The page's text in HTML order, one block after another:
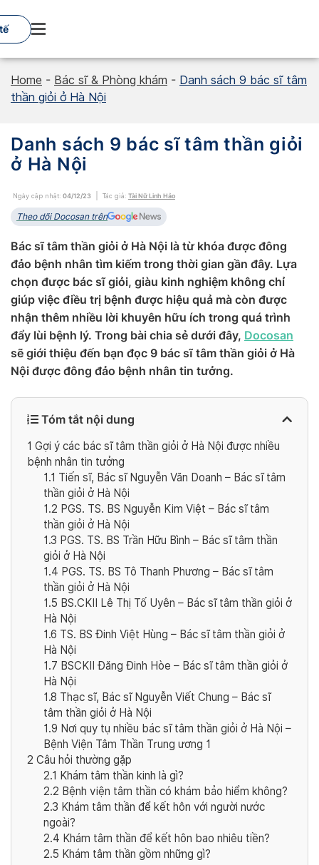
to
content
Home - Bác sĩ & Phòng khám - Danh sách 9 bác sĩ tâm
thần giỏi ở Hà Nội
Danh sách 9 bác sĩ tâm thần giỏi
ở Hà Nội
Ngày cập nhật: 04/12/23 Tác giả: Tài Nữ Linh Hảo
Theo dõi Docosan trên
Bác sĩ tâm thần giỏi ở Hà Nội là từ khóa được đông
đảo bệnh nhân tìm kiếm trong thời gian gần đây. Lựa
chọn được bác sĩ giỏi, giàu kinh nghiệm không chỉ
giúp việc điều trị bệnh được hiệu quả mà còn được
nhận thêm nhiều lời khuyên hữu ích trong quá trình
đẩy lùi bệnh lý. Trong bài chia sẻ dưới đây, Docosan
sẽ giới thiệu đến bạn đọc 9 bác sĩ tâm thần giỏi ở Hà
Nội được đông đảo bệnh nhân tin tưởng.
Tóm tắt nội dung
1 Gợi ý các bác sĩ tâm thần giỏi ở Hà Nội được nhiều
bệnh nhân tin tưởng
1.1 Tiến sĩ, Bác sĩ Nguyễn Văn Doanh – Bác sĩ tâm
thần giỏi ở Hà Nội
1.2 PGS. TS. BS Nguyễn Kim Việt – Bác sĩ tâm
thần giỏi ở Hà Nội
1.3 PGS. TS. BS Trần Hữu Bình – Bác sĩ tâm thần
giỏi ở Hà Nội
1.4 PGS. TS. BS Tô Thanh Phương – Bác sĩ tâm
thần giỏi ở Hà Nội
1.5 BS.CKII Lê Thị Tố Uyên – Bác sĩ tâm thần giỏi ở
Hà Nội
1.6 TS. BS Đinh Việt Hùng – Bác sĩ tâm thần giỏi ở
Hà Nội
1.7 BSCKII Đăng Đinh Hòe – Bác sĩ tâm thần giỏi ở
Hà Nội
1.8 Thạc sĩ, Bác sĩ Nguyễn Viết Chung – Bác sĩ
tâm thần giỏi ở Hà Nội
1.9 Nơi quy tụ nhiều bác sĩ tâm thần giỏi ở Hà Nội –
Bệnh Viện Tâm Thần Trung ương 1
2 Câu hỏi thường gặp
2.1 Khám tâm thần kinh là gì?
2.2 Bệnh viện tâm thần có khám bảo hiểm không?
2.3 Khám tâm thần để kết hôn với người nước
ngoài?
2.4 Khám tâm thần để kết hôn bao nhiêu tiền?
2.5 Khám tâm thần gồm những gì?